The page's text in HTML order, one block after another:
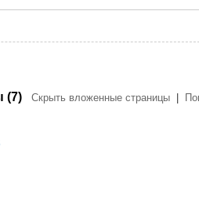
(7) Скрыть вложенные страницы